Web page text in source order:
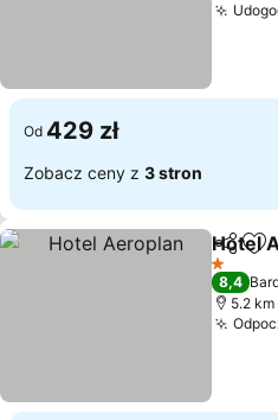
Od 429 zł
Zobacz ceny z 3 stron
Hotel
1 Kategoria
8,4
5.2